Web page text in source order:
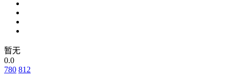
暂无
0.0
780 812